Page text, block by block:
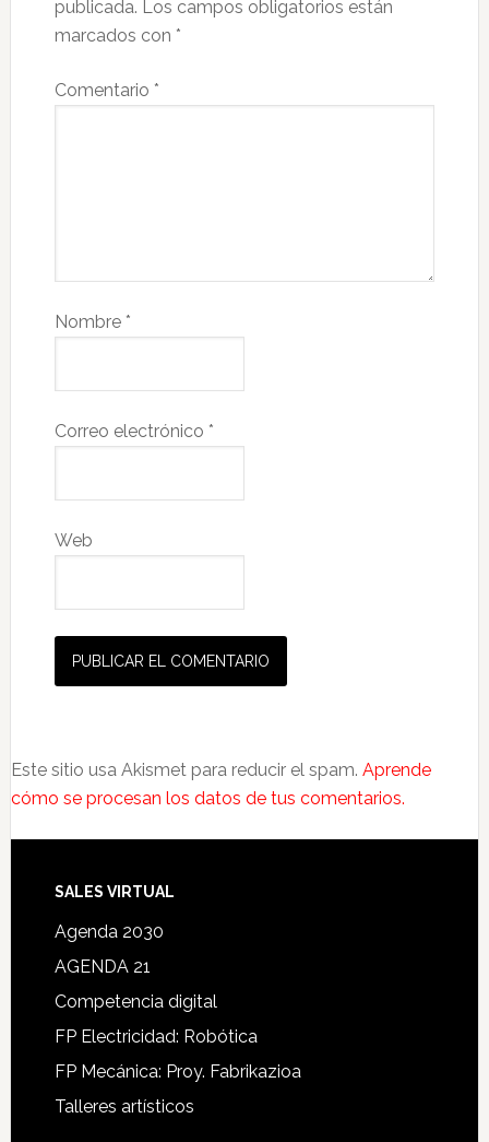
publicada.
Los campos obligatorios están
marcados con *
Comentario *
Nombre *
Correo electrónico *
Web
Este sitio usa Akismet para reducir el spam. Aprende
cómo se procesan los datos de tus comentarios.
SALES VIRTUAL
Agenda 2030
AGENDA 21
Competencia digital
FP Electricidad: Robótica
FP Mecánica: Proy. Fabrikazioa
Talleres artísticos